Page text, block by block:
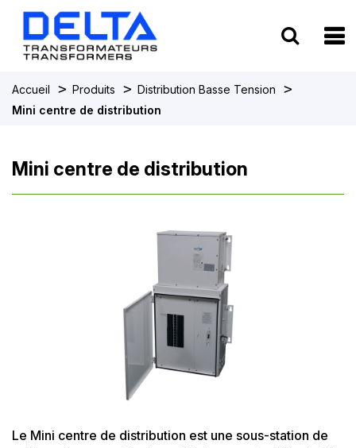
Accueil > Produits > Distribution Basse Tension >
Mini centre de distribution
Mini centre de distribution
Le Mini centre de distribution est une sous-station de